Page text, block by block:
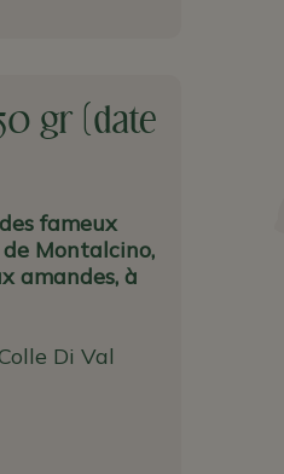
gr (date
fameux
Montalcino,
amandes, à
Di Val